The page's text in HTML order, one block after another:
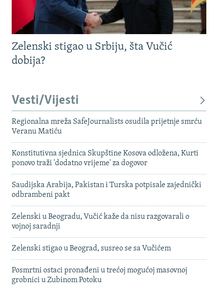
Zelenski stigao u Srbiju, šta Vučić
dobija?
Vesti/Vijesti
Regionalna mreža SafeJournalists osudila prijetnje smrću
Veranu Matiću
Konstitutivna sjednica Skupštine Kosova odložena, Kurti
ponovo traži 'dodatno vrijeme' za dogovor
Saudijska Arabija, Pakistan i Turska potpisale zajednički
odbrambeni pakt
Zelenski u Beogradu, Vučić kaže da nisu razgovarali o
vojnoj saradnji
Zelenski stigao u Beograd, susreo se sa Vučićem
Posmrtni ostaci pronađeni u trećoj mogućoj masovnoj
grobnici u Zubinom Potoku